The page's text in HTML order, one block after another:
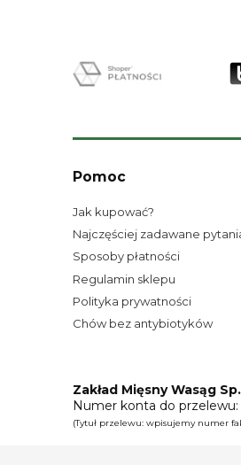
Pomoc
Jak kupować?
Najczęściej zadawane
Sposoby płatności
Regulamin sklepu
Polityka prywatności
Chów bez antybiotyków
Zakład Mięsny Wasąg
Numer konta do
(Tytuł przelewu: wpisujemy numer